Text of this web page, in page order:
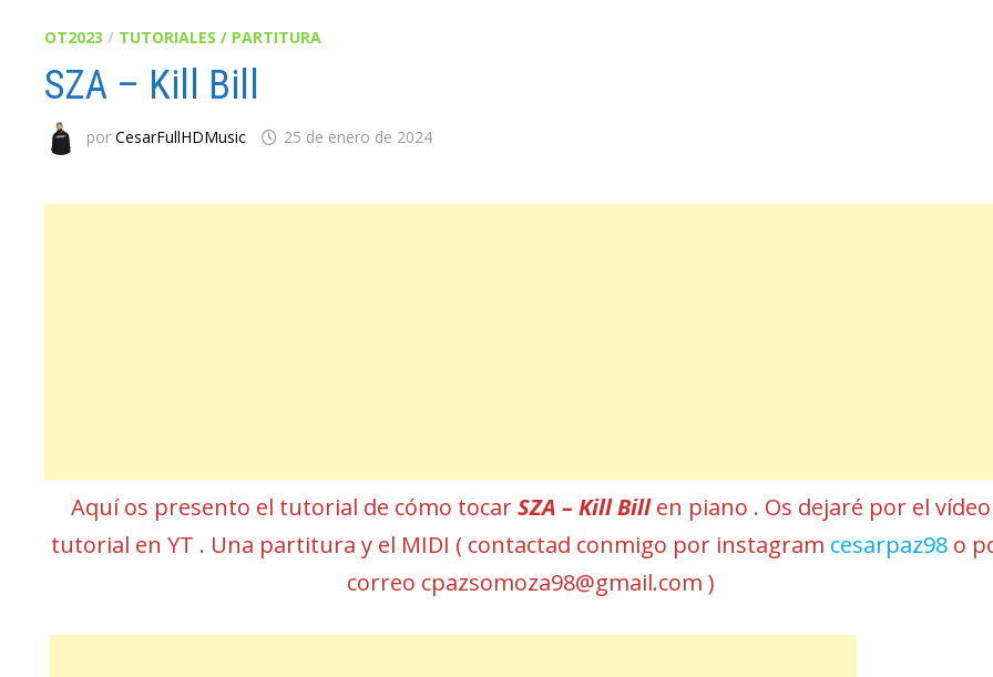
OT2023 / TUTORIALES / PARTITURA
SZA – Kill Bill
porCesarFullHDMusic 25 de enero de 2024
Aquí os presento el tutorial de cómo tocarSZA – Kill Billen piano . Os dejaré por el vídeo
tutorial en YT . Una partitura y el MIDI ( contactad conmigo por instagram cesarpaz98 o
correo cpazsomoza98@gmail.com )